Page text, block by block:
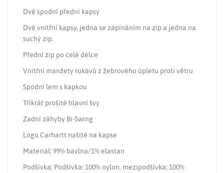
Dvě spodní přední kapsy
Dvě vnitřní kapsy, jedna se zapínáním na zip a jedna na
suchý zip.
Přední zip po celé délce
Vnitřní manžety rukávů z žebrového úpletu proti větru
Spodní lem s kapkou
Třikrát prošité hlavní švy
Zadní záhyby Bi-Swing
Logo Carhartt našité na kapse
Materiál: 99% bavlna/1% elastan
Podšívka: Podšívka: 100% nylon, mezipodšívka: 100%